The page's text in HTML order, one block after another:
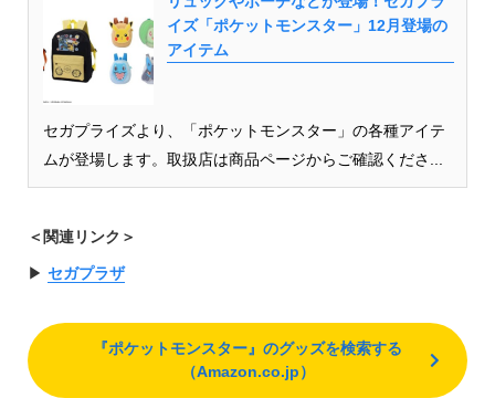
イズ「ポケットモンスター」12月登場の
アイテム
セガプライズより、「ポケットモンスター」の各種アイテ
ムが登場します。取扱店は商品ページからご確認くださ...
＜関連リンク＞
▶︎ セガプラザ
『ポケットモンスター』のグッズを検索する
（Amazon.co.jp）